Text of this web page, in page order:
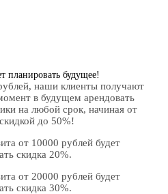
планировать будущее!
наши клиенты получают
в будущем арендовать
на любой срок, начиная от
до 50%!
от 10000 рублей будет
скидка 20%.
от 20000 рублей будет
скидка 30%.